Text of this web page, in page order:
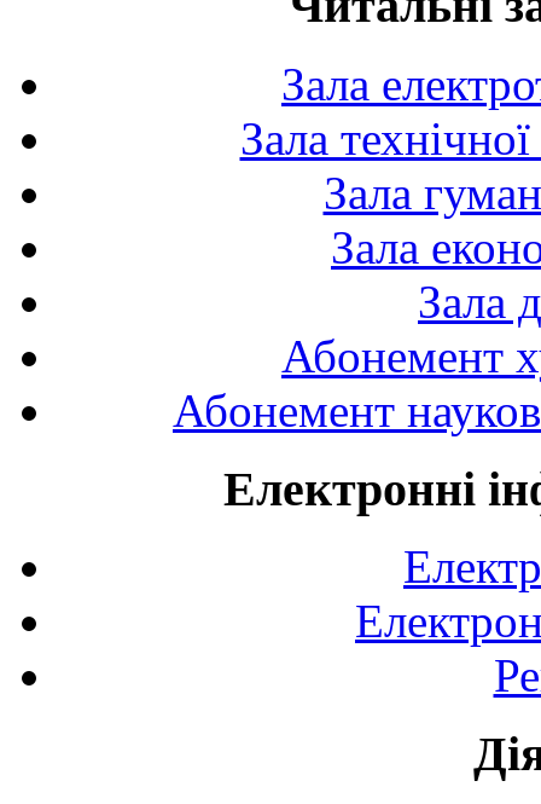
Зала
Зала
Зала
Зала
Зала
Абонемент
Абонемент
Електронні